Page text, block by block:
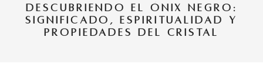
DESCUBRIENDO EL ÓNIX NEGRO:
SIGNIFICADO, ESPIRITUALIDAD Y
PROPIEDADES DEL CRISTAL